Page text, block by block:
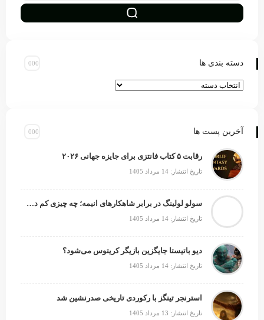
دسته بندی ها
آخرین پست ها
رقابت ۵ کتاب فانتزی برای جایزه جهانی ۲۰۲۶
تاریخ انتشار: 14 مرداد 1405
سولو لولینگ در برابر شاهکارهای انیمه؛ چه چیزی کم دارد؟
تاریخ انتشار: 14 مرداد 1405
دیو باتیستا جایگزین بازیگر کریتوس می‌شود؟
تاریخ انتشار: 14 مرداد 1405
استرنجر تینگز با رکوردی تاریخی صدرنشین شد
تاریخ انتشار: 13 مرداد 1405